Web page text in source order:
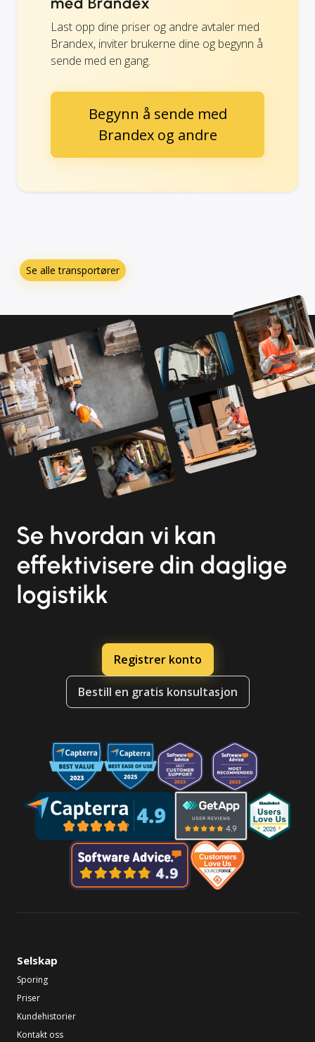
Last opp dine priser og andre avtaler med
Brandex, inviter brukerne dine og begynn å
sende med en gang.
Begynn å sende med
Brandex og andre
Se alle transportører
Se hvordan vi kan
effektivisere din daglige
logistikk
Registrer konto
Bestill en gratis konsultasjon
Selskap
Sporing
Priser
Kundehistorier
Kontakt oss